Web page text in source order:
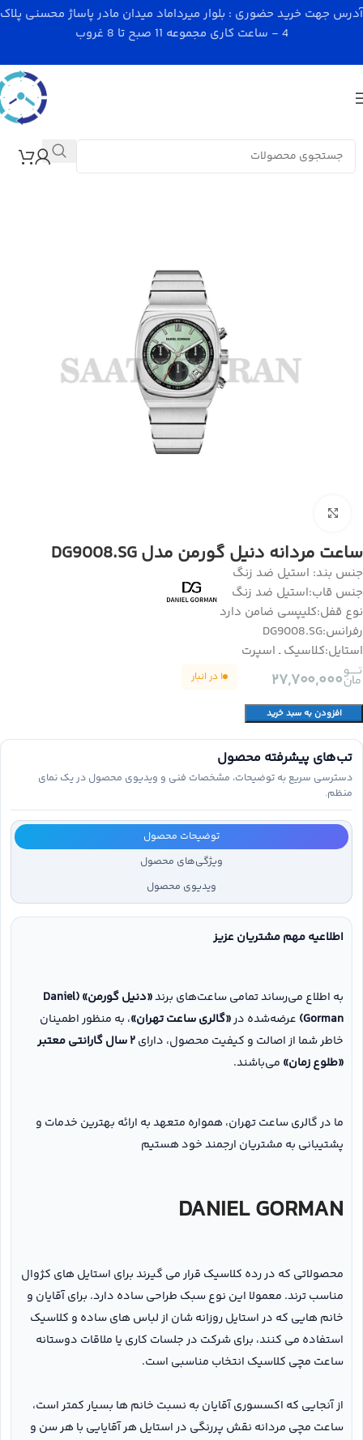
ساعت مردانه دنیل گورمن مدل DG9008.SG
جنس بند: استیل ضد زنگ
جنس قاب:استیل ضد زنگ
نوع قفل:کلیپسی ضامن دارد
رفرانس:DG9008.SG
استایل:کلاسیک ـ اسپرت
۲۷,۷۰۰,۰۰۰ ۱ در انبار
افزودن به سبد خرید
تب‌های پیشرفته محصول
دسترسی سریع به توضیحات، مشخصات فنی و ویدیوی محصول در یک نمای
منظم.
توضیحات محصول
ویژگی‌های محصول
ویدیوی محصول
اطلاعیه مهم مشتریان عزیز
به اطلاع می‌رساند تمامی ساعت‌های برند
«دنیل گورمن» (Daniel
Gorman) عرضه‌شده در«گالری ساعت تهران»، به منظور اطمینان
خاطر شما از اصالت و کیفیت محصول، دارای
۲ سال گارانتی معتبر
«طلوع زمان» می‌باشند.
ما در گالری ساعت تهران، همواره متعهد به ارائه بهترین خدمات و
پشتیبانی به مشتریان ارجمند خود هستیم
DANIEL GORMAN
محصولاتی که در رده کلاسیک قرار می گیرند برای استایل های کژوال
مناسب ترند. معمولا این نوع سبک طراحی ساده دارد. برای آقایان و
خانم هایی که در استایل روزانه شان از لباس های ساده و کلاسیک
استفاده می کنند، برای شرکت در جلسات کاری یا ملاقات دوستانه
ساعت مچی کلاسیک انتخاب مناسبی است.
از آنجایی که اکسسوری آقایان به نسبت خانم ها بسیار کمتر است،
ساعت مچی مردانه نقش پررنگی در استایل هر آقایایی با هر سن و
آدرس جهت خرید حضوری : بلوار میرداماد میدان مادر پاساژ محسنی پلاک
4 - ساعت کاری مجموعه 11 صبح تا 8 غروب